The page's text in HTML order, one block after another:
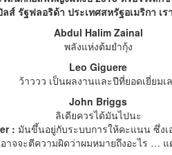
ส์ รัฐฟลอริด้า ประเทศสหรัฐอเมริกา
Abdul Halim Zainal
พลังแห่งต้มยำกุ้ง
Leo Giguere
ว้าววว เป็นผลงานและปีที่ยอดเยี่ยมเ
John Briggs
ลิเดียควรได้มันไปนะ
: มันขึ้นอยู่กับระบบการให้คะแนน ซึ่งเ
จจะตีความผิดว่าผมหมายถึงอะไร …